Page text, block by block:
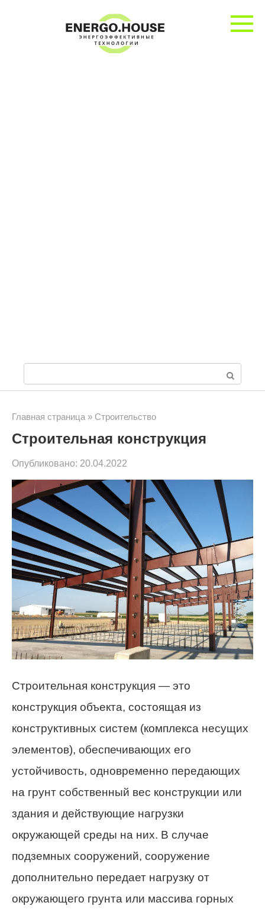
о
и
с
:
Главная страница » Строительство
Строительная конструкция
Опубликовано: 20.04.2022
Строительная конструкция — это
конструкция объекта, состоящая из
конструктивных систем (комплекса несущих
элементов), обеспечивающих его
устойчивость, одновременно передающих
на грунт собственный вес конструкции или
здания и действующие нагрузки
окружающей среды на них. В случае
подземных сооружений, сооружение
дополнительно передает нагрузку от
окружающего грунта или массива горных